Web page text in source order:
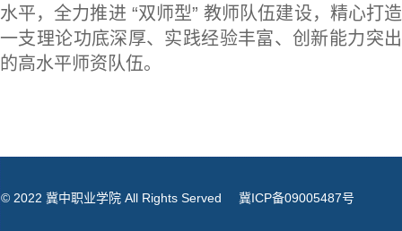
水平，全力推进 “双师型” 教师队伍建设，精心打造
一支理论功底深厚、实践经验丰富、创新能力突出
的高水平师资队伍。
© 2022 冀中职业学院 All Rights Served 冀ICP备09005487号